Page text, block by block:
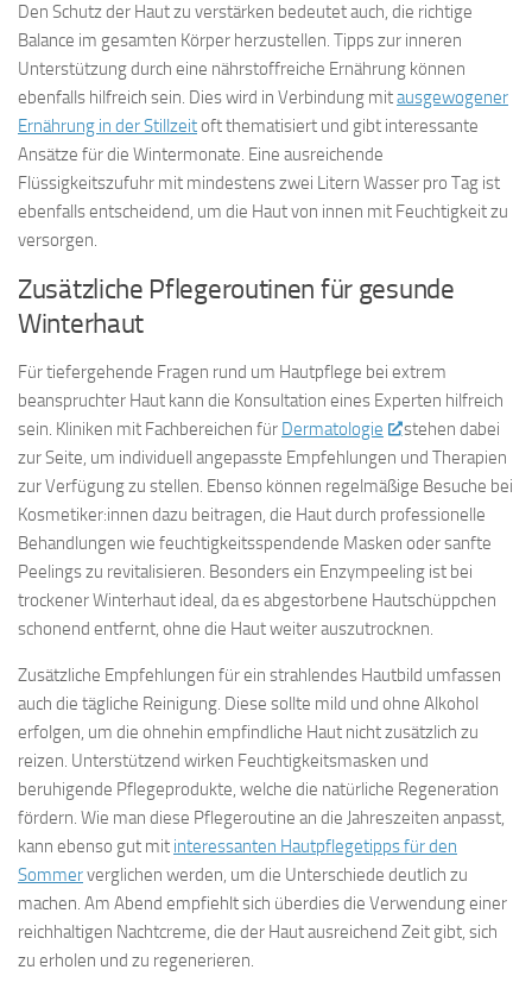
Den Schutz der Haut zu verstärken bedeutet auch, die richtige
Balance im gesamten Körper herzustellen. Tipps zur inneren
Unterstützung durch eine nährstoffreiche Ernährung können
ebenfalls hilfreich sein. Dies wird in Verbindung mitausgewogener
Ernährung in der Stillzeitoft thematisiert und gibt interessante
Ansätze für die Wintermonate. Eine ausreichende
Flüssigkeitszufuhr mit mindestens zwei Litern Wasser pro Tag ist
ebenfalls entscheidend, um die Haut von innen mit Feuchtigkeit zu
versorgen.
Zusätzliche Pflegeroutinen für gesunde
Winterhaut
Für tiefergehende Fragen rund um Hautpflege bei extrem
beanspruchter Haut kann die Konsultation eines Experten hilfreich
sein. Kliniken mit Fachbereichen für Dermatologie
stehen dabei
zur Seite, um individuell angepasste Empfehlungen und Therapien
zur Verfügung zu stellen. Ebenso können regelmäßige Besuche bei
Kosmetiker:innen dazu beitragen, die Haut durch professionelle
Behandlungen wie feuchtigkeitsspendende Masken oder sanfte
Peelings zu revitalisieren. Besonders ein Enzympeeling ist bei
trockener Winterhaut ideal, da es abgestorbene Hautschüppchen
schonend entfernt, ohne die Haut weiter auszutrocknen.
Zusätzliche Empfehlungen für ein strahlendes Hautbild umfassen
auch die tägliche Reinigung. Diese sollte mild und ohne Alkohol
erfolgen, um die ohnehin empfindliche Haut nicht zusätzlich zu
reizen. Unterstützend wirken Feuchtigkeitsmasken und
beruhigende Pflegeprodukte, welche die natürliche Regeneration
fördern. Wie man diese Pflegeroutine an die Jahreszeiten anpasst,
kann ebenso gut mit interessanten Hautpflegetipps für den
Sommerverglichen werden, um die Unterschiede deutlich zu
machen. Am Abend empfiehlt sich überdies die Verwendung einer
reichhaltigen Nachtcreme, die der Haut ausreichend Zeit gibt, sich
zu erholen und zu regenerieren.